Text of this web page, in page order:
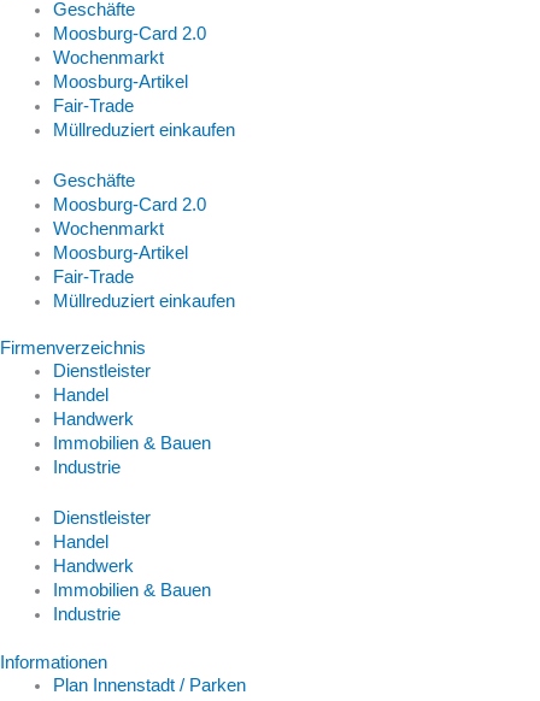
Geschäfte
Moosburg-Card 2.0
Wochenmarkt
Moosburg-Artikel
Fair-Trade
Müllreduziert einkaufen
Geschäfte
Moosburg-Card 2.0
Wochenmarkt
Moosburg-Artikel
Fair-Trade
Müllreduziert einkaufen
Firmenverzeichnis
Dienstleister
Handel
Handwerk
Immobilien & Bauen
Industrie
Dienstleister
Handel
Handwerk
Immobilien & Bauen
Industrie
Informationen
Plan Innenstadt / Parken